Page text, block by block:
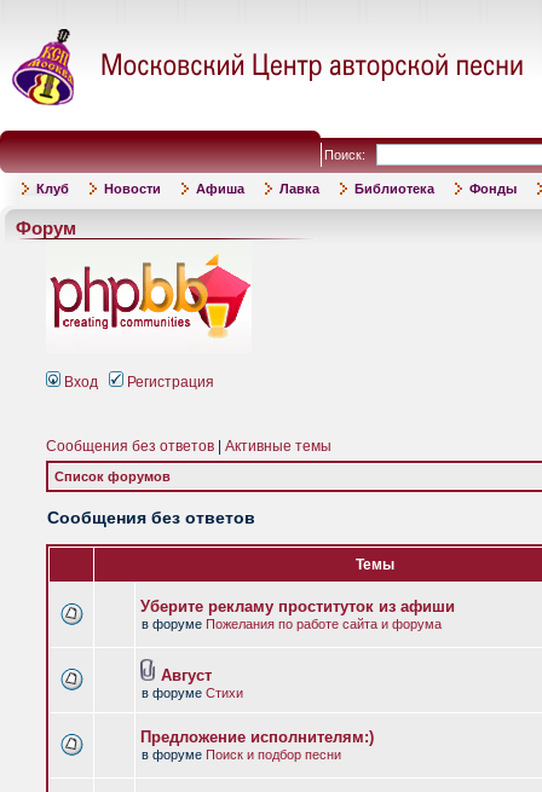
Поиск:
Клуб Новости Афиша Лавка Библиотека Фонды
Форум
Вход Регистрация
Сообщения без ответов Активные темы
Список форумов
Сообщения без ответов
Темы
Уберите рекламу проституток из афиши
в форуме Пожелания по работе сайта и форума
Август
в форуме Стихи
Предложение исполнителям:)
в форуме Поиск и подбор песни